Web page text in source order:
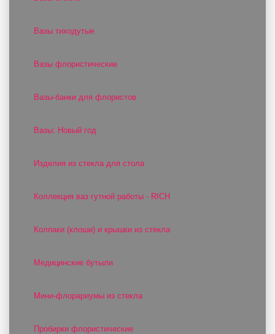
Вазы тиходутые
Вазы флористические
Вазы-банки для флористов
Вазы: Новый год
Изделия из стекла для стола
Коллекция ваз гутной работы - RICH
Колпаки (клоши) и крышки из стекла
Медицинские бутыли
Мини-флорариумы из стекла
Пробирки флористические